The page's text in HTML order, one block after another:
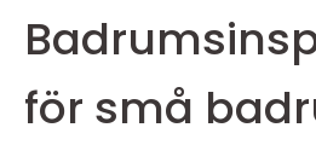
för små